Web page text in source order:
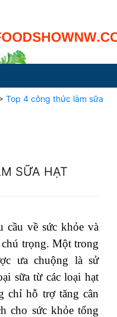
Top 4 công thức làm sữa
SỮA HẠT
cầu về sức khỏe và
trọng. Một trong
ưa chuộng là sử
sữa từ các loại hạt
chỉ hỗ trợ tăng cân
cho sức khỏe tổng